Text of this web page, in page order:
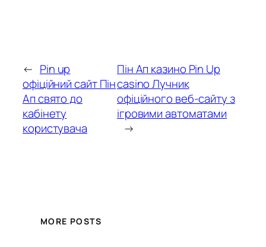
← Pin up
офіційний сайт Пін
Ап свято до
кабінету
користувача
Пін Ап казино Pin Up
casino Лучник
офіційного веб-сайту з
ігровими автоматами
→
MORE POSTS